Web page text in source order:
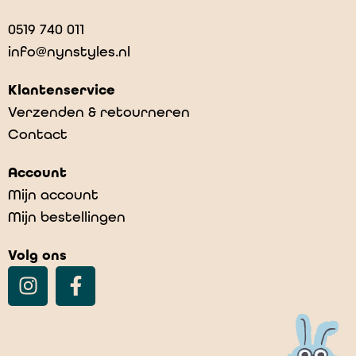
0519 740 011
info@nynstyles.nl
Klantenservice
Verzenden & retourneren
Contact
Account
Mijn account
Mijn bestellingen
Volg ons